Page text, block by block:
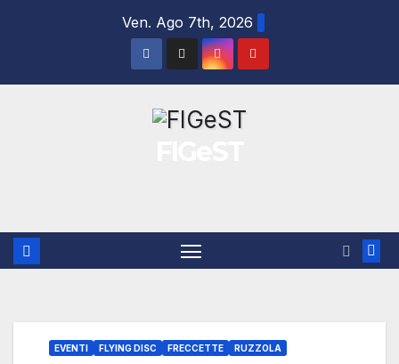
Ven. Ago 7th, 2026
EVENTI FLYING DISC FRECCETTE RUZZOLA